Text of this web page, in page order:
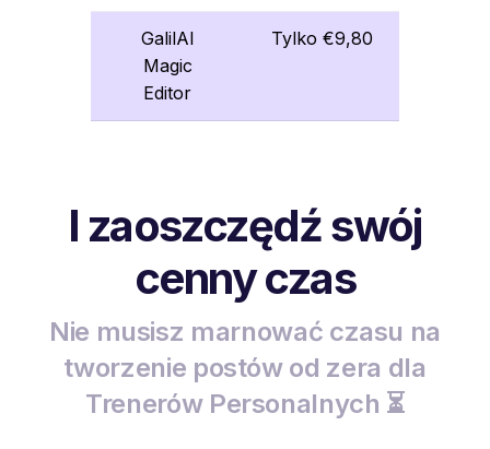
GalilAI
Magic
Editor
Tylko €9,80
I zaoszczędź swój
cenny czas
Nie musisz marnować czasu na
tworzenie postów od zera dla
Trenerów Personalnych ⏳